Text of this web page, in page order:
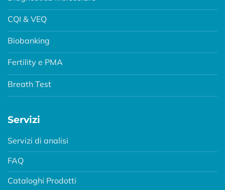
CQI & VEQ
Biobanking
Fertility e PMA
Breath Test
Servizi
Servizi di analisi
FAQ
Cataloghi Prodotti